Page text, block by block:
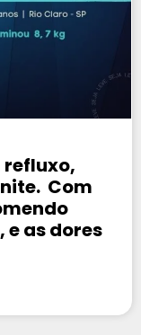
refluxo,
Com
e as dores